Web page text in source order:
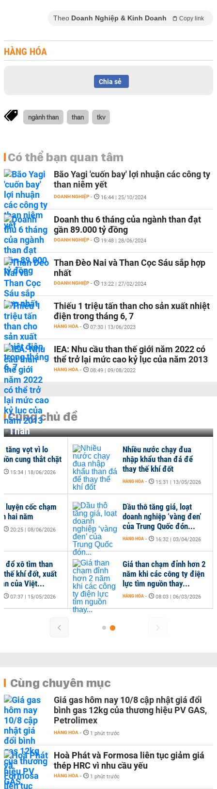
Theo Doanh Nghiệp & Kinh Doanh Copy link
HÀNG HÓA
Chia sẻ
ngành than than tkv
Có thể bạn quan tâm
Bão Yagi 'cuốn bay' lợi nhuận các công ty
than niêm yết
DOANH NGHIỆP - 16:44 | 25/10/2024
Doanh thu 6 tháng của ngành than đạt
gần 89.000 tỷ đồng
DOANH NGHIỆP - 19:48 | 28/06/2024
Than Đèo Nai và Than Cọc Sáu sắp hợp
nhất
DOANH NGHIỆP - 13:22 | 27/02/2024
Thiếu 1 triệu tấn than cho sản xuất nhiệt
điện trong tháng 6, 7
HÀNG HÓA - 07:30 | 13/06/2023
IEA: Nhu cầu than thế giới năm 2022 có
thể trở lại mức cao kỷ lục của năm 2013
HÀNG HÓA - 08:49 | 09/08/2022
Cùng chủ đề
Than
tăng vọt vì lo
cung thắt chặt
15:34 | 18/06/2026
luyện cốc chạm
hai năm
20:25 | 08/06/2026
đổ xô tìm than
thế khí đốt, xuất
của Việt...
07:37 | 15/05/2026
Nhiều nước chạy đua
nhập khẩu than đá để
thay thế khí đốt
HÀNG HÓA - 15:31 | 13/05/2026
Dầu thô tăng giá, loạt
doanh nghiệp ‘vàng đen’
của Trung Quốc đón...
HÀNG HÓA - 16:32 | 03/04/2026
Giá than chạm đỉnh hơn 2
năm khi các công ty điện
lực tìm nguồn thay...
HÀNG HÓA - 08:03 | 06/03/2026
Cùng chuyên mục
Giá gas hôm nay 10/8 cập nhật giá đổi
bình gas 12kg của thương hiệu PV GAS,
Petrolimex
HÀNG HÓA - 1 phút trước
Hoà Phát và Formosa liên tục giảm giá
thép HRC vì nhu cầu yếu
HÀNG HÓA - 1 phút trước